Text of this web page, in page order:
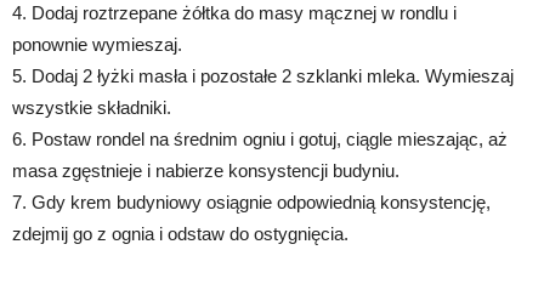
4. Dodaj roztrzepane żółtka do masy mącznej w rondlu i
ponownie wymieszaj.
5. Dodaj 2 łyżki masła i pozostałe 2 szklanki mleka. Wymieszaj
wszystkie składniki.
6. Postaw rondel na średnim ogniu i gotuj, ciągle mieszając, aż
masa zgęstnieje i nabierze konsystencji budyniu.
7. Gdy krem budyniowy osiągnie odpowiednią konsystencję,
zdejmij go z ognia i odstaw do ostygnięcia.